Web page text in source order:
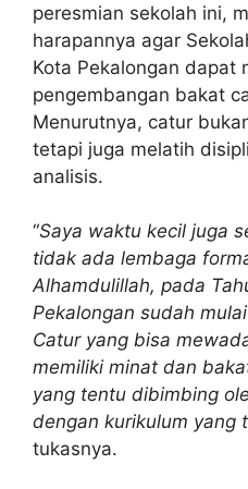
peresmian sekolah ini,
harapannya agar
Kota Pekalongan dapat
pengembangan bakat
Menurutnya, catur
tetapi juga melatih
analisis.
“Saya waktu kecil juga
tidak ada lembaga
Alhamdulillah, pada
Pekalongan sudah
Catur yang bisa
memiliki minat dan
yang tentu dibimbing
dengan kurikulum yang
tukasnya.